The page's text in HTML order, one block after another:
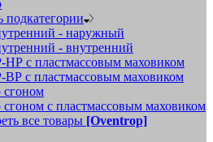
подкатегории
- наружный
- внутренний
НР с пластмассовым маховиком
ВР с пластмассовым маховиком
сгоном
с пластмассовым маховиком
все товары [Oventrop]